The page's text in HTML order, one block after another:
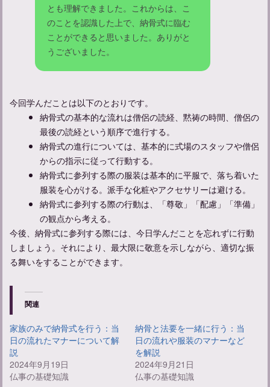
とも理解できました。これからは、こ
のことを認識した上で、納骨式に臨む
ことができると思いました。ありがと
うございました。
今回学んだことは以下のとおりです。
納骨式の基本的な流れは僧侶の読経、黙祷の時間、僧侶の
最後の読経という順序で進行する。
納骨式の進行については、基本的に式場のスタッフや僧侶
からの指示に従って行動する。
納骨式に参列する際の服装は基本的に平服で、落ち着いた
服装を心がける。派手な化粧やアクセサリーは避ける。
納骨式に参列する際の行動は、「尊敬」「配慮」「準備」
の観点から考える。
今後、納骨式に参列する際には、今日学んだことを忘れずに行動
しましょう。それにより、最大限に敬意を示しながら、適切な振
る舞いをすることができます。
関連
家族のみで納骨式を行う：当
日の流れたマナーについて解
説
2024年9月19日
仏事の基礎知識
納骨と法要を一緒に行う：当
日の流れや服装のマナーなど
を解説
2024年9月21日
仏事の基礎知識